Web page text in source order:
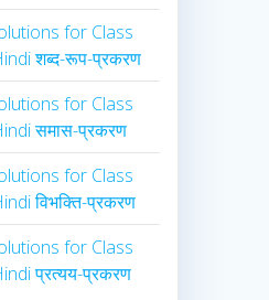
for Class
शब्द-रूप-प्रकरण
for Class
समास-प्रकरण
for Class
विभक्ति-प्रकरण
for Class
प्रत्यय-प्रकरण